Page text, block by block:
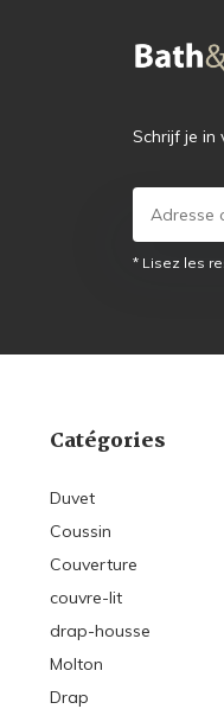
Schrijf je
* Lisez les
Catégories
Duvet
Coussin
Couverture
couvre-lit
drap-housse
Molton
Drap